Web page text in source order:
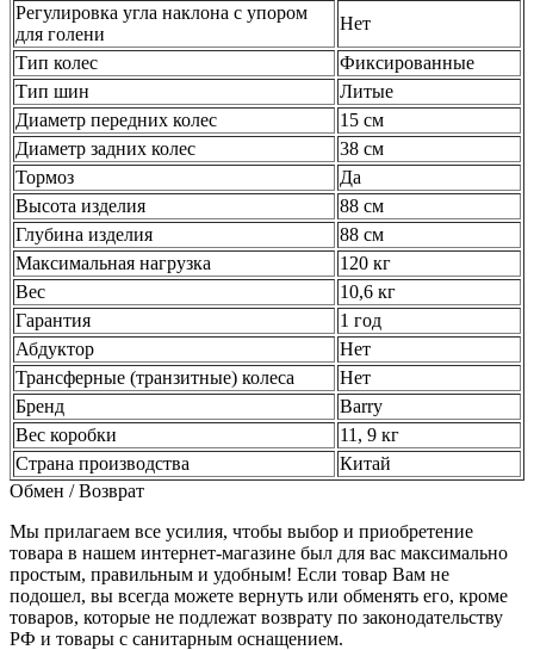
Регулировка угла наклона с упором
для голени
Нет
Тип колес
Фиксированные
Тип шин
Литые
Диаметр передних колес
15 см
Диаметр задних колес
38 см
Тормоз
Да
Высота изделия
88 см
Глубина изделия
88 см
Максимальная нагрузка
120 кг
Вес
10,6 кг
Гарантия
1 год
Абдуктор
Нет
Трансферные (транзитные) колеса
Нет
Бренд
Barry
Вес коробки
11, 9 кг
Страна производства
Китай
Обмен / Возврат
Мы прилагаем все усилия, чтобы выбор и приобретение
товара в нашем интернет-магазине был для вас максимально
простым, правильным и удобным! Если товар Вам не
подошел, вы всегда можете вернуть или обменять его, кроме
товаров, которые не подлежат возврату по законодательству
РФ и товары с санитарным оснащением.